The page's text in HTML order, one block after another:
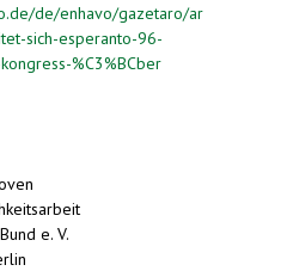
de/enhavo/gazetaro/ar
sich-esperanto-96-
%C3%BCber
e. V.